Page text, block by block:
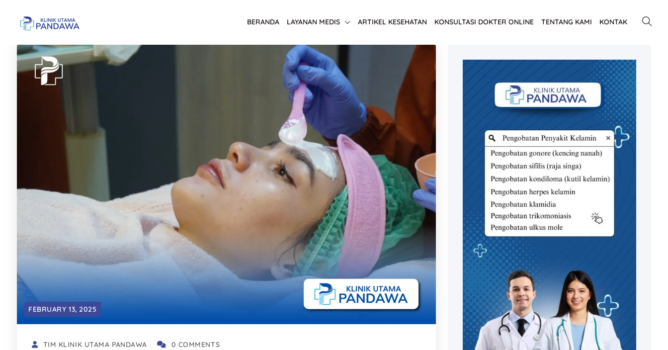
BERANDA LAYANAN MEDIS ARTIKEL KESEHATAN KONSULTASI DOKTER ONLINE TENTANG KAMI KONTAK
FEBRUARY 13, 2025
TIM KLINIK UTAMA PANDAWA 0 COMMENTS